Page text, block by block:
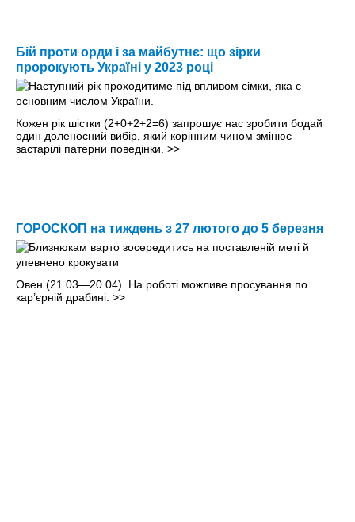
Бій проти орди і за майбутнє: що зірки
пророкують Україні у 2023 році
Кожен рік шістки (2+0+2+2=6) запрошує нас зробити бодай
один доленосний вибір, який корінним чином змінює
застарілі патерни поведінки. >>
ГОРОСКОП на тиждень з 27 лютого до 5 березня
Овен (21.03—20.04). На роботi можливе просування по
кар’єрнiй драбинi. >>